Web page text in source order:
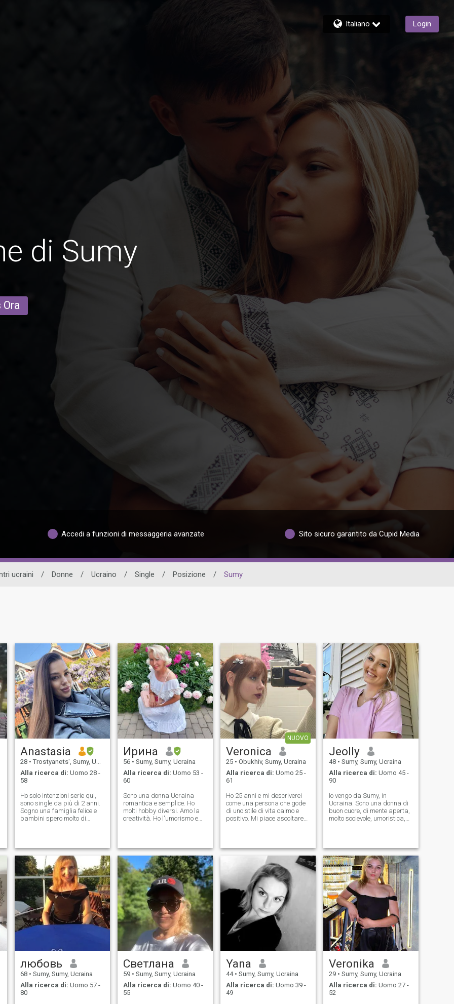
Italiano Login
di Sumy
Accedi a funzioni di messaggeria avanzate Sito sicuro garantito da Cupid Media
ucraini / Donne / Ucraino / Single / Posizione / Sumy
Anastasia
28 • Trostyanets', Sumy, Ucraina
Alla ricerca di: Uomo 28 -
58
Ho solo intenzioni serie qui,
sono single da più di 2 anni.
Sogno una famiglia felice e
bambini spero molto di
vita insieme mi piacciono i
film, la musica, la lettura,
incontrare i miei
Ирина
56 • Sumy, Sumy, Ucraina
Alla ricerca di: Uomo 53 -
60
Sono una donna Ucraina
romantica e semplice. Ho
molti hobby diversi. Amo la
creatività. Ho l'umorismo e
diverse varietà di fiori e
verdure. Ho lasciato
l'Ucraina a marzo. Vivo in
Finlandia e lavoro ora. Ho un
figlio e lui è rimasto in
Ucraina. Sono cristiano.
Credo che l'amore sia la
sensazione più bella della
terra. Ho un profilo standard
su . Non è possibile scrivere
una risposta ad altri profili
standard.
NUOVO
Veronica
25 • Obukhiv, Sumy, Ucraina
Alla ricerca di: Uomo 25 -
61
Ho 25 anni e mi descriverei
come una persona che gode
di uno stile di vita calmo e
positivo. Mi piace ascoltare
fanno sentire a mio agio e
apprezzata. Onestà, lealtà e
rispetto sono qualità che
apprezzo molto, e credo che i
legami forti si costruiscano
attraverso la fiducia, la
comprensione e godendo dei
piccoli momenti insieme.
Jeolly
48 • Sumy, Sumy, Ucraina
Alla ricerca di: Uomo 45 -
90
Io vengo da Sumy, in
Ucraina. Sono una donna di
buon cuore, di mente aperta,
molto socievole, umoristica,
premurosa e romantica.
Sono anche una persona
molto fedele ed è per questo
che è molto importante che il
mio rapporto sia fedele e
devoto.
любовь
68 • Sumy, Sumy, Ucraina
Alla ricerca di: Uomo 57 -
80
Светлана
59 • Sumy, Sumy, Ucraina
Alla ricerca di: Uomo 40 -
55
Yana
44 • Sumy, Sumy, Ucraina
Alla ricerca di: Uomo 39 -
49
Veronika
29 • Sumy, Sumy, Ucraina
Alla ricerca di: Uomo 27 -
52